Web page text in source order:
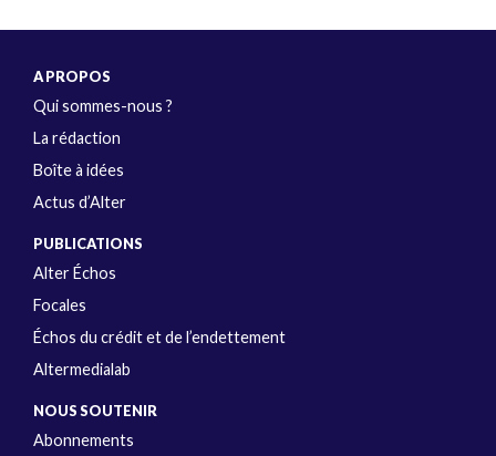
A PROPOS
Qui sommes-nous ?
La rédaction
Boîte à idées
Actus d’Alter
PUBLICATIONS
Alter Échos
Focales
Échos du crédit et de l’endettement
Altermedialab
NOUS SOUTENIR
Abonnements